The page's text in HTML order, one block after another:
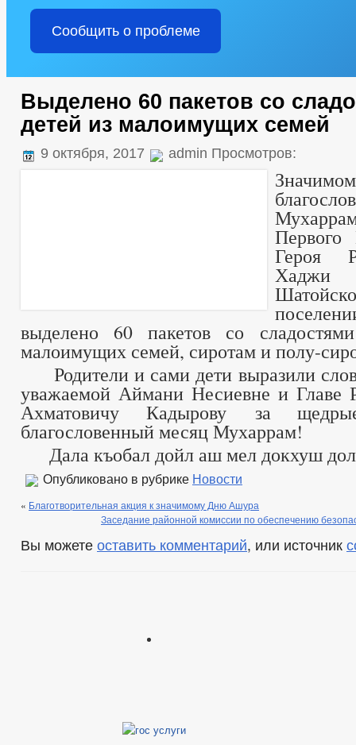
Сообщить о проблеме
Выделено 60 пакетов со
детей из малоимущих семей
9 октября, 2017 admin Просмотров:
Первого
Героя
Хаджи
выделено 60 пакетов со
малоимущих семей, сиротам и полу-
Родители и сами дети выразили
уважаемой Аймани Несиевне и Главе
Ахматовичу Кадырову за
благословенный месяц Мухаррам!
Дала къобал дойл аш мел докхуш
Опубликовано в рубрике Новости
« Благотворительная акция к значимому Дню Ашура
Заседание районной комиссии по обеспечению
Вы можете оставить комментарий, или источник